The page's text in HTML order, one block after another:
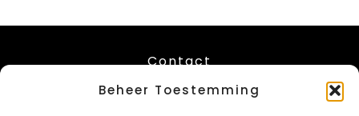
Beheer Toestemming
Contact
Leuvenstesteenweg 416